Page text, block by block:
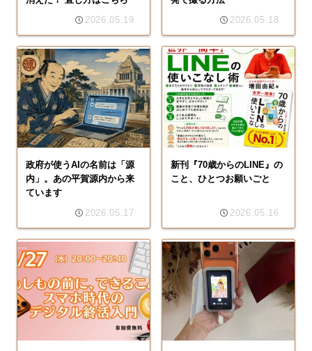
2026.05.19
2026.05.18
政府が使うAIの名前は「源
内」。あの平賀源内から来
ています
2026.05.17
新刊『70歳からのLINE』の
こと、ひとつお願いごと
2026.05.16